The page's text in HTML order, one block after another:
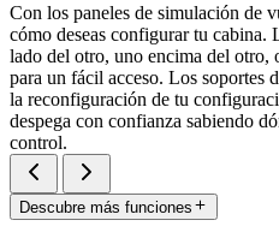
Con los paneles de simulación de
cómo deseas configurar tu cabina.
lado del otro, uno encima del otro,
para un fácil acceso. Los soportes
la reconfiguración de tu
despega con confianza sabiendo
control.
Descubre más funciones